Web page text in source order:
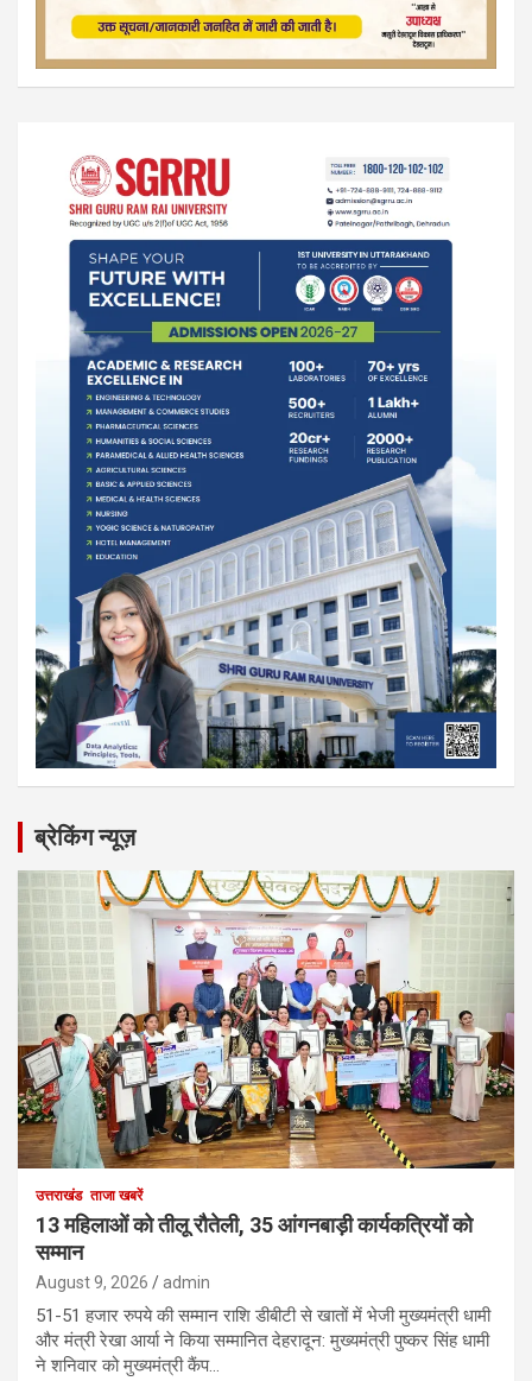
ब्रेकिंग न्यूज़
उत्तराखंड ताजा खबरें
13 महिलाओं को तीलू रौतेली, 35 आंगनबाड़ी कार्यकत्रियों को
सम्मान
August 9, 2026 admin
51-51 हजार रुपये की सम्मान राशि डीबीटी से खातों में भेजी मुख्यमंत्री धामी
और मंत्री रेखा आर्या ने किया सम्मानित देहरादून: मुख्यमंत्री पुष्कर सिंह धामी
ने शनिवार को मुख्यमंत्री कैंप…